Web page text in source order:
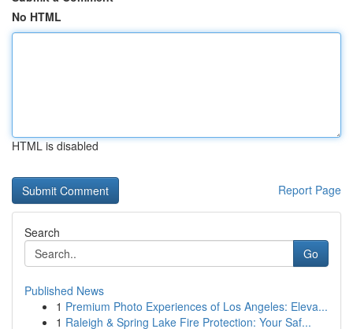
No HTML
HTML is disabled
Report Page
Search
Go
Published News
1 Premium Photo Experiences of Los Angeles: Eleva...
1 Raleigh & Spring Lake Fire Protection: Your Saf...